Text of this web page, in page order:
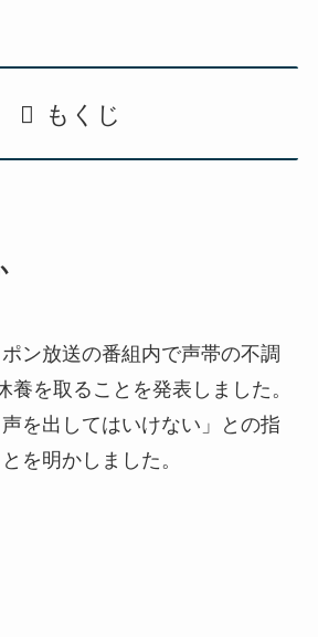
もくじ
ン放送の番組内で声帯の不調
養を取ることを発表しました。
を出してはいけない」との指
を明かしました。